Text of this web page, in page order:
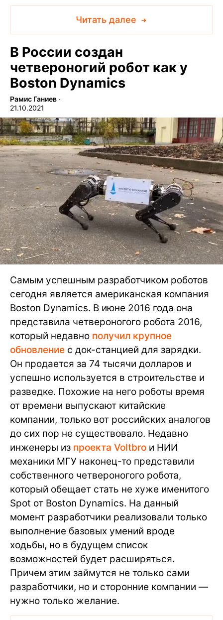
Читать далее
В России создан
четвероногий робот как у
Boston Dynamics
Рамис Ганиев ∙
21.10.2021
Самым успешным разработчиком роботов
сегодня является американская компания
Boston Dynamics. В июне 2016 года она
представила четвероногого робота 2016,
который недавно получил крупное
обновление с док-станцией для зарядки.
Он продается за 74 тысячи долларов и
успешно используется в строительстве и
разведке. Похожие на него роботы время
от времени выпускают китайские
компании, только вот российских аналогов
до сих пор не существовало. Недавно
инженеры из проекта Voltbro и НИИ
механики МГУ наконец-то представили
собственного четвероногого робота,
который обещает стать не хуже именитого
Spot от Boston Dynamics. На данный
момент разработчики реализовали только
выполнение базовых умений вроде
ходьбы, но в будущем список
возможностей будет расширяться.
Причем этим займутся не только сами
разработчики, но и сторонние компании —
нужно только желание.